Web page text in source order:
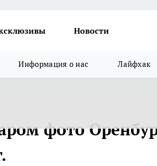
Новости
Информация о нас Лайфхак
фото